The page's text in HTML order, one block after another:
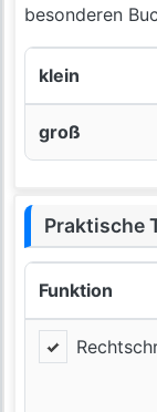
besonderen
klein
groß
Praktische
Funktion